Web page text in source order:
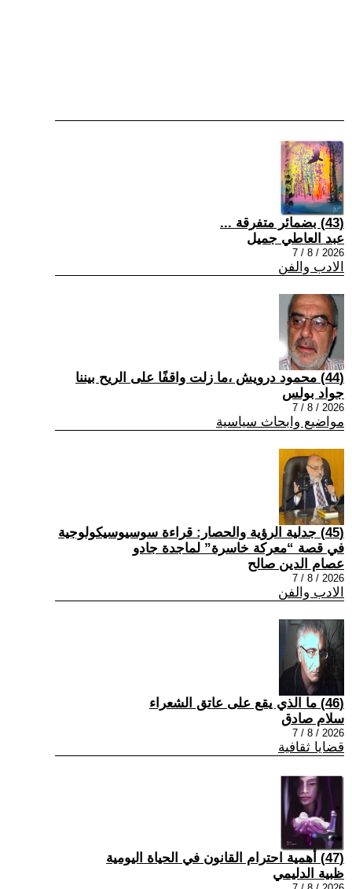
(43) بضمائر متفرقة ...
عبد العاطي جميل
2026 / 8 / 7
الادب والفن
(44) محمود درويش ،ما زلت واقفًا على الريح بيننا
جواد بولس
2026 / 8 / 7
مواضيع وابحاث سياسية
(45) جدلية الرؤية والحصار: قراءة سوسيوسيكولوجية
في قصة “معركة خاسرة” لماجدة جادو
عصام الدين صالح
2026 / 8 / 7
الادب والفن
(46) ما الذي يقع على عاتق الشعراء
سلام صادق
2026 / 8 / 7
قضايا ثقافية
(47) أهمية احترام القانون في الحياة اليومية
ظبية الدليمي